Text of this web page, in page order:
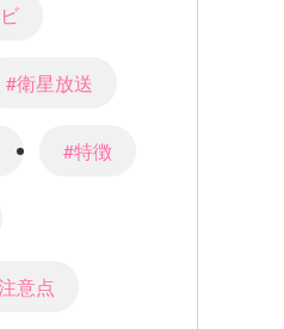
#衛星放送
#特徴
意点